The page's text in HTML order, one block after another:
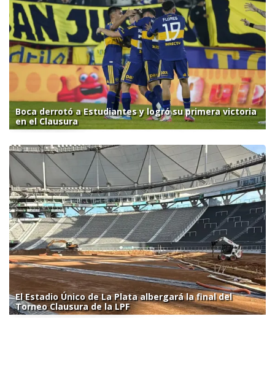
Boca derrotó a Estudiantes y logró su primera victoria
en el Clausura
El Estadio Único de La Plata albergará la final del
Torneo Clausura de la LPF